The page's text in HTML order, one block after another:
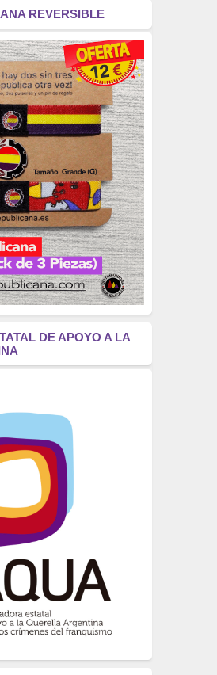
(2320)
(721)
(567)
(522)
(514)
REVERSIBLE
DE APOYO A LA